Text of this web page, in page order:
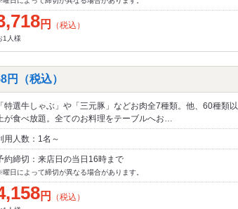
円 （税込）
1人様
円（税込）
「特選牛しゃぶ」や「三元豚」などお肉全7種類。他、60種類以
が食べ放題。全てのお料理をテーブルへお…
用人数：1名～
約締切：来店日の当日16時まで
日によって締切が異なる場合があります。
円 （税込）